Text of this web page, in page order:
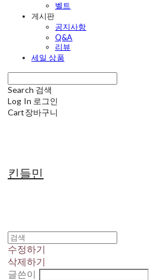
벨트
게시판
공지사항
Q&A
리뷰
세일 상품
Search 검색
Log In 로그인
Cart장바구니
킨들민
수정하기
삭제하기
글쓴이